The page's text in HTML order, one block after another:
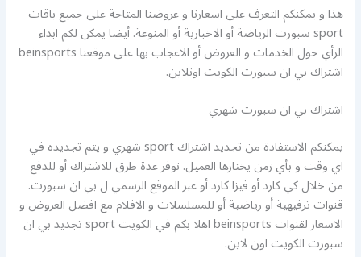
هذا و يمكنكم التعرف على اسعارنا و عروضنا المتاحة على جميع باقات
sport سبورت الرياضة أو الاخبارية أو المنوعة. أيضا يمكن لكم ابداء
الرأي حول الخدمات و العروض أو الاعجاب بها على موقعنا beinsports
اشتراك بي ان سبورت الكويت اونلاين.
اشتراك بي ان سبورت شهري
يمكنكم الاستفادة من تجديد اشتراك sport شهري و يتم تجديده في
اي وقت و بأي زمن يختارها العميل. نوفر عدة طرق للاشتراك أو للدفع
من خلال كي كارد أو فيزا كارد أو عبر الموقع الرسمي ل بي ان سبورت.
قنوات ترفيهية أو رياضية أو للمسلسلات و الافلام مع افضل العروض و
الاسعار لقنوات beinsports اهلا بكم في الكويت sport تجديد بي ان
سبورت الكويت اون لاين.